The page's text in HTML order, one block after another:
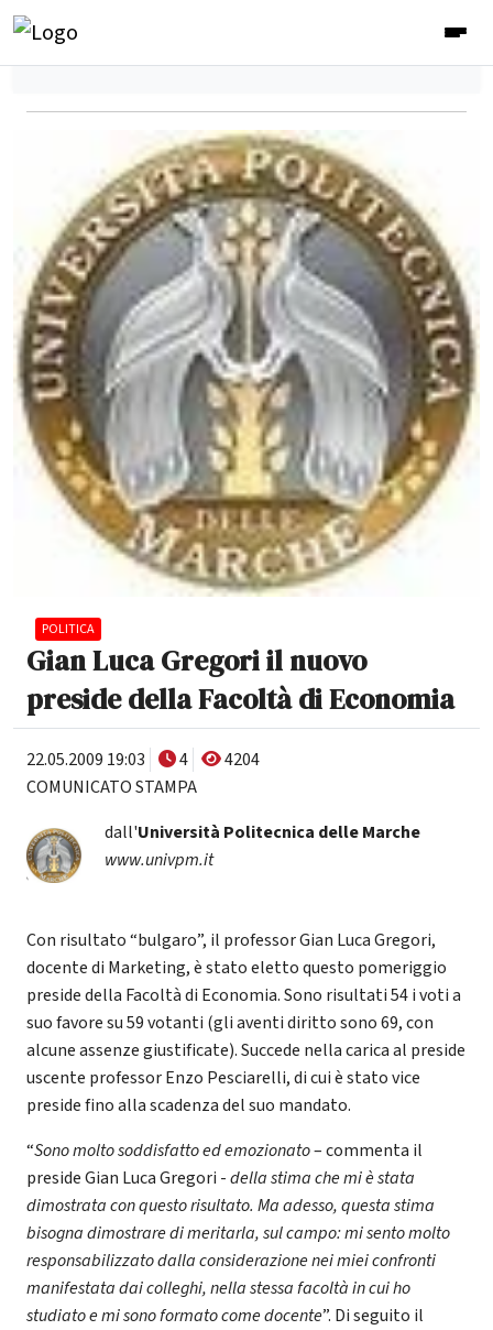
POLITICA
Gian Luca Gregori il nuovo
preside della Facoltà di Economia
22.05.2009 19:03 4
4204
COMUNICATO STAMPA
dall'Università Politecnica delle Marche
www.univpm.it
Con risultato “bulgaro”, il professor Gian Luca Gregori,
docente di Marketing, è stato eletto questo pomeriggio
preside della Facoltà di Economia. Sono risultati 54 i voti a
suo favore su 59 votanti (gli aventi diritto sono 69, con
alcune assenze giustificate). Succede nella carica al preside
uscente professor Enzo Pesciarelli, di cui è stato vice
preside fino alla scadenza del suo mandato.
“Sono molto soddisfatto ed emozionato– commenta il
preside Gian Luca Gregori -della stima che mi è stata
dimostrata con questo risultato. Ma adesso, questa stima
bisogna dimostrare di meritarla, sul campo: mi sento molto
responsabilizzato dalla considerazione nei miei confronti
manifestata dai colleghi, nella stessa facoltà in cui ho
studiato e mi sono formato come docente”. Di seguito il